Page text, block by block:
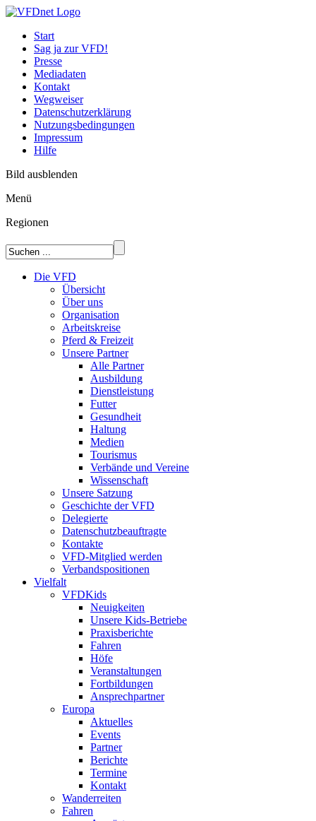
Start
Sag ja zur VFD!
Presse
Mediadaten
Kontakt
Wegweiser
Datenschutzerklärung
Nutzungsbedingungen
Impressum
Hilfe
Bild ausblenden
Menü
Regionen
Die VFD
Übersicht
Über uns
Organisation
Arbeitskreise
Pferd & Freizeit
Unsere Partner
Alle Partner
Ausbildung
Dienstleistung
Futter
Gesundheit
Haltung
Medien
Tourismus
Verbände und Vereine
Wissenschaft
Unsere Satzung
Geschichte der VFD
Delegierte
Datenschutzbeauftragte
Kontakte
VFD-Mitglied werden
Verbandspositionen
Vielfalt
VFDKids
Neuigkeiten
Unsere Kids-Betriebe
Praxisberichte
Fahren
Höfe
Veranstaltungen
Fortbildungen
Ansprechpartner
Europa
Aktuelles
Events
Partner
Berichte
Termine
Kontakt
Wanderreiten
Fahren